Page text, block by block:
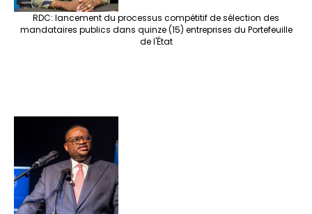
RDC: lancement du processus compétitif de sélection des
mandataires publics dans quinze (15) entreprises du Portefeuille
de l'État